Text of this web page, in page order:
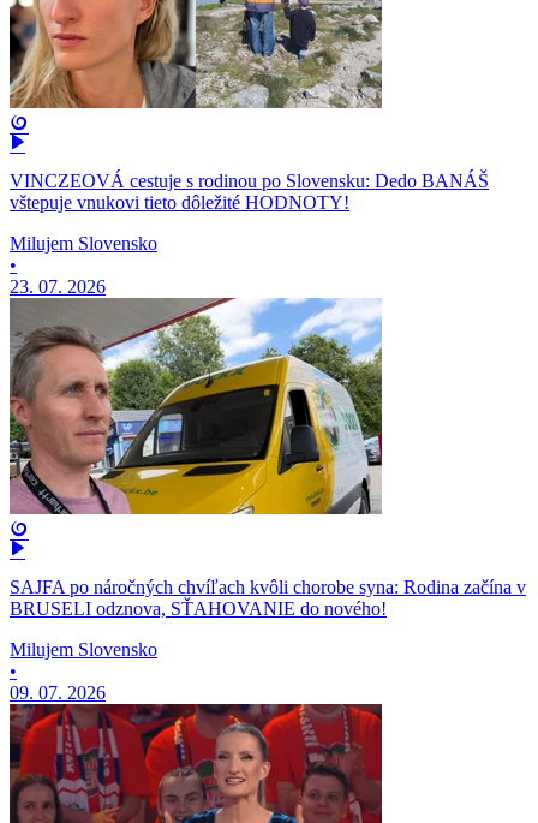
VINCZEOVÁ cestuje s rodinou po Slovensku: Dedo BANÁŠ
vštepuje vnukovi tieto dôležité HODNOTY!
Milujem Slovensko
•
23. 07. 2026
SAJFA po náročných chvíľach kvôli chorobe syna: Rodina začína v
BRUSELI odznova, SŤAHOVANIE do nového!
Milujem Slovensko
•
09. 07. 2026